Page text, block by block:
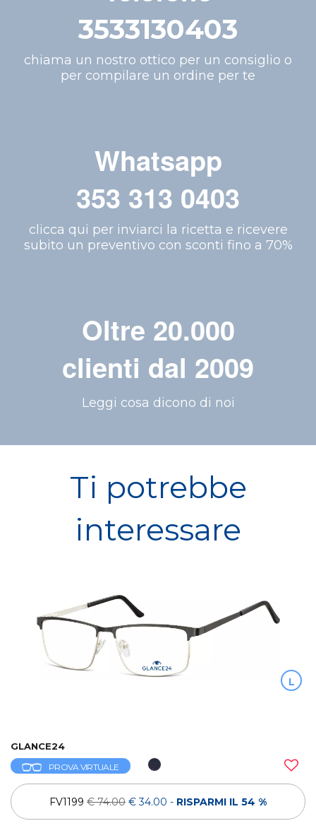
3533130403
chiama un nostro ottico per un consiglio o
per compilare un ordine per te
Whatsapp
353 313 0403
clicca qui per inviarci la ricetta e ricevere
subito un preventivo con sconti fino a 70%
Oltre 20.000
clienti dal 2009
Leggi cosa dicono di noi
Ti potrebbe
interessare
L
GLANCE24
PROVA VIRTUALE
FV1199 € 74.00 € 34.00 - RISPARMI IL 54 %